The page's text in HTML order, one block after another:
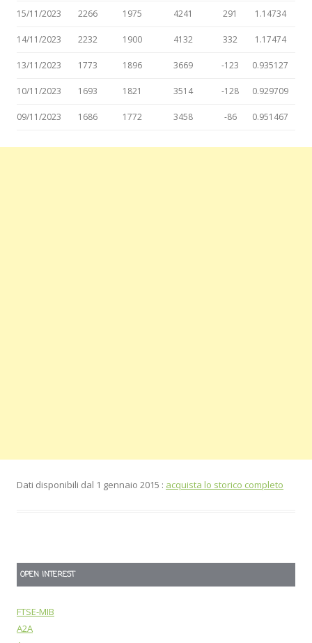
15/11/2023 2266 1975 4241 291 1.14734
14/11/2023 2232 1900 4132 332 1.17474
13/11/2023 1773 1896 3669 -123 0.935127
10/11/2023 1693 1821 3514 -128 0.929709
09/11/2023 1686 1772 3458 -86 0.951467
Dati disponibili dal 1 gennaio 2015 : acquista lo storico completo
OPEN INTEREST
FTSE-MIB
A2A